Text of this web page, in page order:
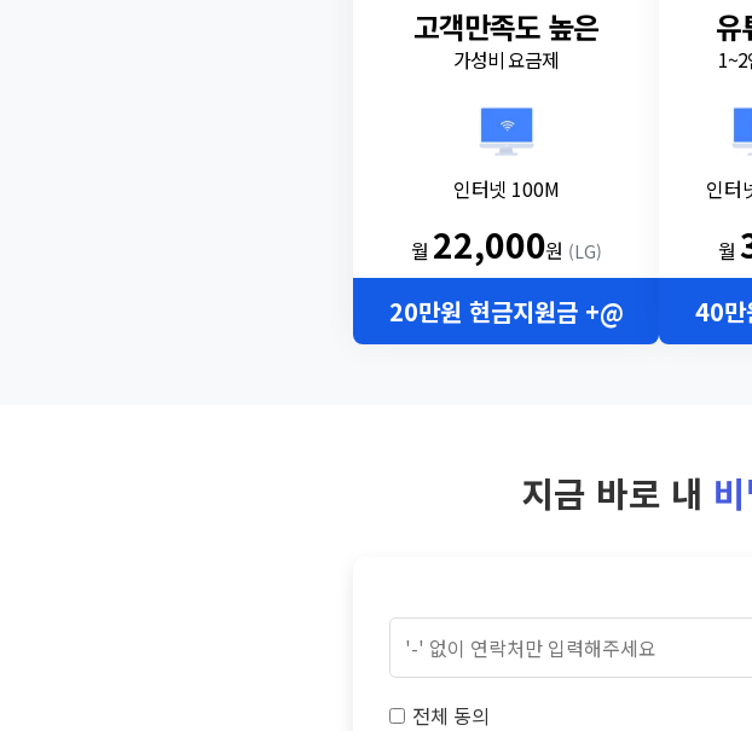
고객만족도 높은
가성비 요금제
인터넷 100M
월 22,000원 (LG)
20만원 현금지원금 +@
유
인터
월
40만
지금 바로 내
전체 동의